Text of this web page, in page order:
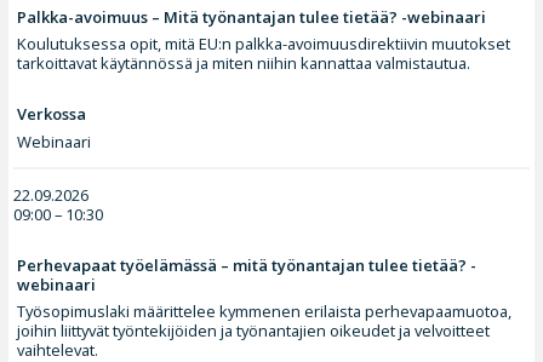
Palkka-avoimuus – Mitä työnantajan tulee tietää? -webinaari
Koulutuksessa opit, mitä EU:n palkka-avoimuusdirektiivin muutokset
tarkoittavat käytännössä ja miten niihin kannattaa valmistautua.
Verkossa
Webinaari
22.09.2026
09:00 – 10:30
Perhevapaat työelämässä – mitä työnantajan tulee tietää? -
webinaari
Työsopimuslaki määrittelee kymmenen erilaista perhevapaamuotoa,
joihin liittyvät työntekijöiden ja työnantajien oikeudet ja velvoitteet
vaihtelevat.